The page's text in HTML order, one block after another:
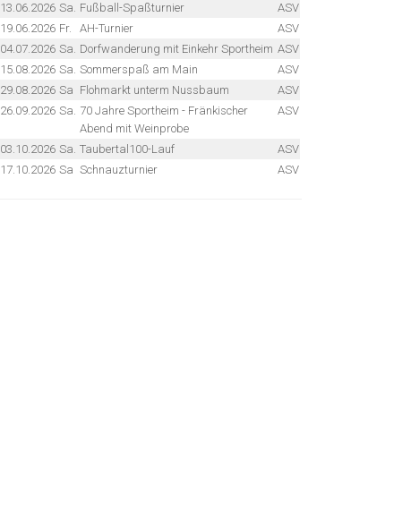
13.06.2026 Sa. Fußball-Spaßturnier
ASV
19.06.2026 Fr. AH-Turnier
ASV
04.07.2026 Sa. Dorfwanderung mit Einkehr Sportheim ASV
15.08.2026 Sa. Sommerspaß am Main
ASV
29.08.2026 Sa Flohmarkt unterm Nussbaum
ASV
26.09.2026 Sa. 70 Jahre Sportheim - Fränkischer
Abend mit Weinprobe
ASV
03.10.2026 Sa. Taubertal100-Lauf
ASV
17.10.2026 Sa Schnauzturnier ASV